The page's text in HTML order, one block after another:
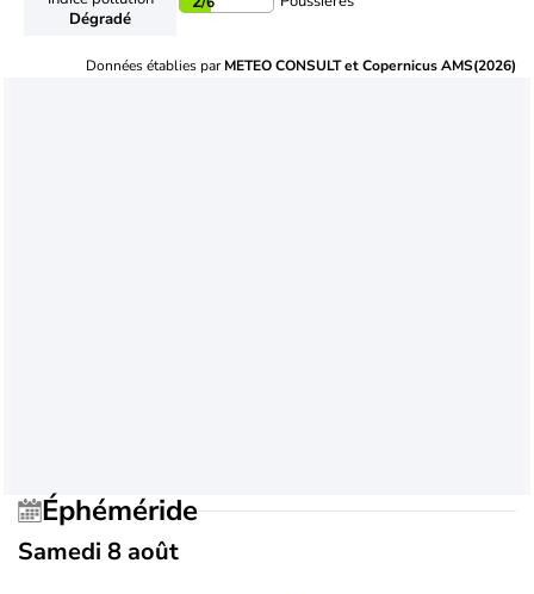
Dégradé
Données établies parMETEO CONSULT et Copernicus AMS(2026)
Éphéméride
Samedi 8 août